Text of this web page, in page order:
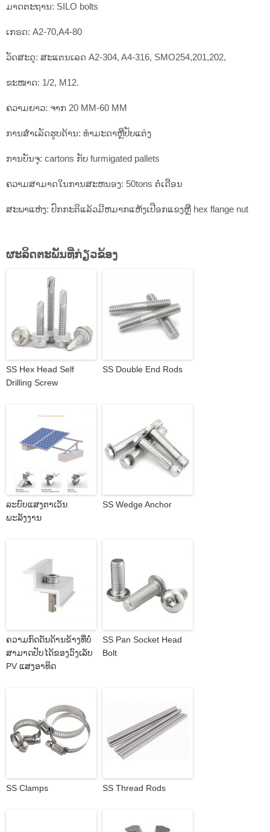
ມາດຕະຖານ: SILO bolts
ເກຣດ: A2-70,A4-80
ວັດສະດຸ: ສະແຕນເລດ A2-304, A4-316, SMO254,201,202,
ຂະໜາດ: 1/2, M12.
ຄວາມຍາວ: ຈາກ 20 MM-60 MM
ການສໍາເລັດຮູບດ້ານ: ທໍາມະດາຫຼືປັບແຕ່ງ
ການບັນຈຸ: cartons ກັບ furmigated pallets
ຄວາມສາມາດໃນການສະຫນອງ: 50tons ຕໍ່ເດືອນ
ສະພາແຫ່ງ: ປົກກະຕິແລ້ວມີຫມາກແຫ້ງເປືອກແຂງຫຼື hex flange nut
ຜະ​ລິດ​ຕະ​ພັນ​ທີ່​ກ່ຽວ​ຂ້ອງ
SS Hex Head Self
Drilling Screw
SS Double End Rods
ລະບົບແສງຕາເວັນ
ພະລັງງານ
SS Wedge Anchor
ຄວາມກົດດັນດ້ານຂ້າງທີ່ບໍ່
ສາມາດປັບໄດ້ຂອງວົງເລັບ
PV ແສງອາທິດ
SS Pan Socket Head
Bolt
SS Clamps SS Thread Rods